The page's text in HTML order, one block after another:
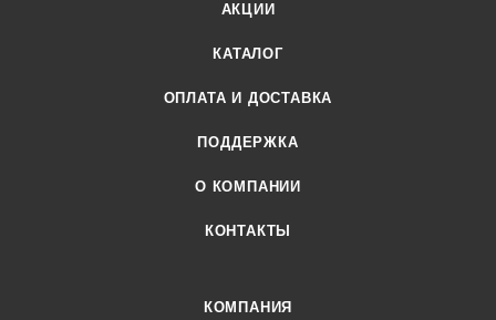
АКЦИИ
КАТАЛОГ
ОПЛАТА И ДОСТАВКА
ПОДДЕРЖКА
О КОМПАНИИ
КОНТАКТЫ
КОМПАНИЯ